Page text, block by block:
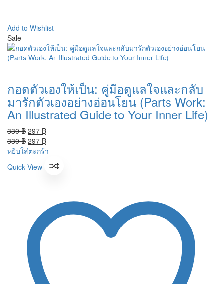
Add to Wishlist
Sale
กอดตัวเองให้เป็น: คู่มือดูแลใจและกลับ
มารักตัวเองอย่างอ่อนโยน (Parts Work:
An Illustrated Guide to Your Inner Life)
330฿ Original
price
was:
297 ฿Current
price
is:
297 ฿.
330฿ Original
price
330 ฿.
297 ฿Current
price
297 ฿.
หยิบใส่ตะกร้า
Quick View